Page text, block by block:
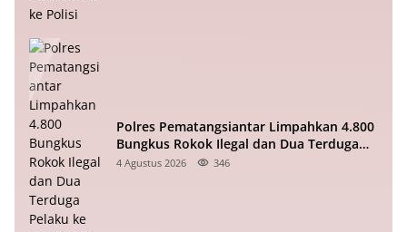
Polres Pematangsiantar Limpahkan 4.800
Bungkus Rokok Ilegal dan Dua Terduga
Pelaku ke Bea Cukai
4 Agustus 2026 346